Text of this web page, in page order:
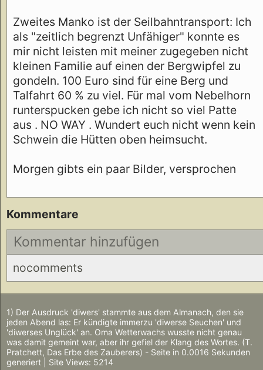
Zweites Manko ist der Seilbahntransport: Ich
als "zeitlich begrenzt Unfähiger" konnte es
mir nicht leisten mit meiner zugegeben nicht
kleinen Familie auf einen der Bergwipfel zu
gondeln. 100 Euro sind für eine Berg und
Talfahrt 60 % zu viel. Für mal vom Nebelhorn
runterspucken gebe ich nicht so viel Patte
aus . NO WAY . Wundert euch nicht wenn kein
Schwein die Hütten oben heimsucht.
Morgen gibts ein paar Bilder, versprochen
Kommentare
Kommentar hinzufügen
nocomments
1) Der Ausdruck 'diwers' stammte aus dem Almanach, den sie
jeden Abend las: Er kündigte immerzu 'diwerse Seuchen' und
'diwerses Unglück' an. Oma Wetterwachs wusste nicht genau
was damit gemeint war, aber ihr gefiel der Klang des Wortes. (T.
Pratchett, Das Erbe des Zauberers) - Seite in 0.0016 Sekunden
generiert | Site Views: 5214